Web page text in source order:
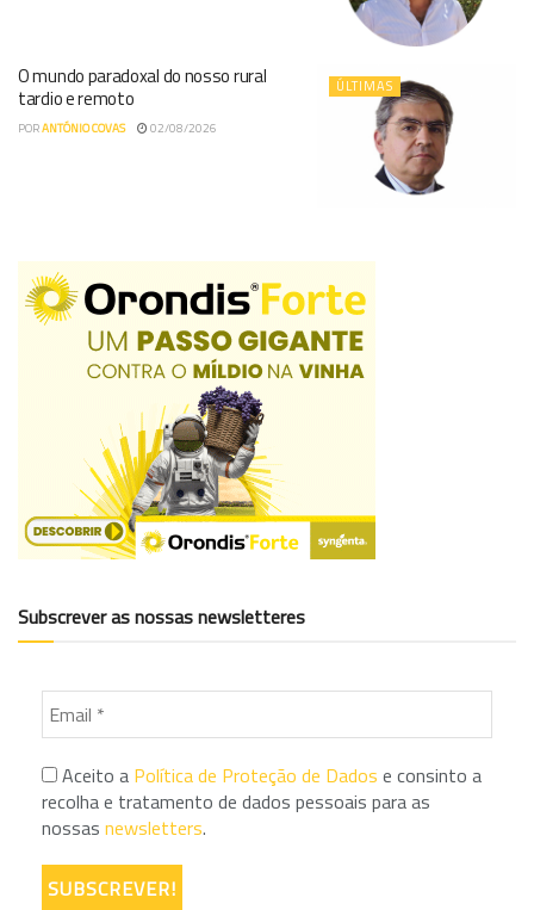
ÚLTIMAS
O mundo paradoxal do nosso rural
tardio e remoto
PORANTÓNIO COVAS 02/08/2026
Subscrever as nossas newsletteres
Aceito a Política de Proteção de Dados e consinto a
recolha e tratamento de dados pessoais para as
nossas newsletters.